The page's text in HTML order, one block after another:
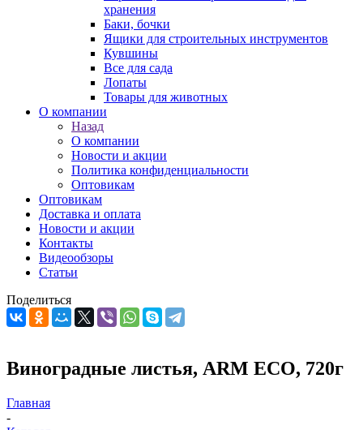
хранения
Баки, бочки
Ящики для строительных инструментов
Кувшины
Все для сада
Лопаты
Товары для животных
О компании
Назад
О компании
Новости и акции
Политика конфиденциальности
Оптовикам
Оптовикам
Доставка и оплата
Новости и акции
Контакты
Видеообзоры
Статьи
Поделиться
Виноградные листья, ARM ECO, 720г
Главная
-